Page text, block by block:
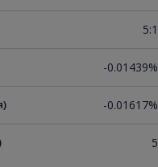
5:1
-0.01439%
-0.01617%
5